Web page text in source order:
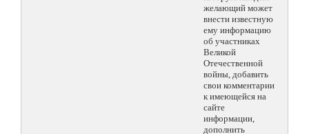
желающий может
внести известную
ему информацию
об участниках
Великой
Отечественной
войны, добавить
свои комментарии
к имеющейся на
сайте
информации,
дополнить